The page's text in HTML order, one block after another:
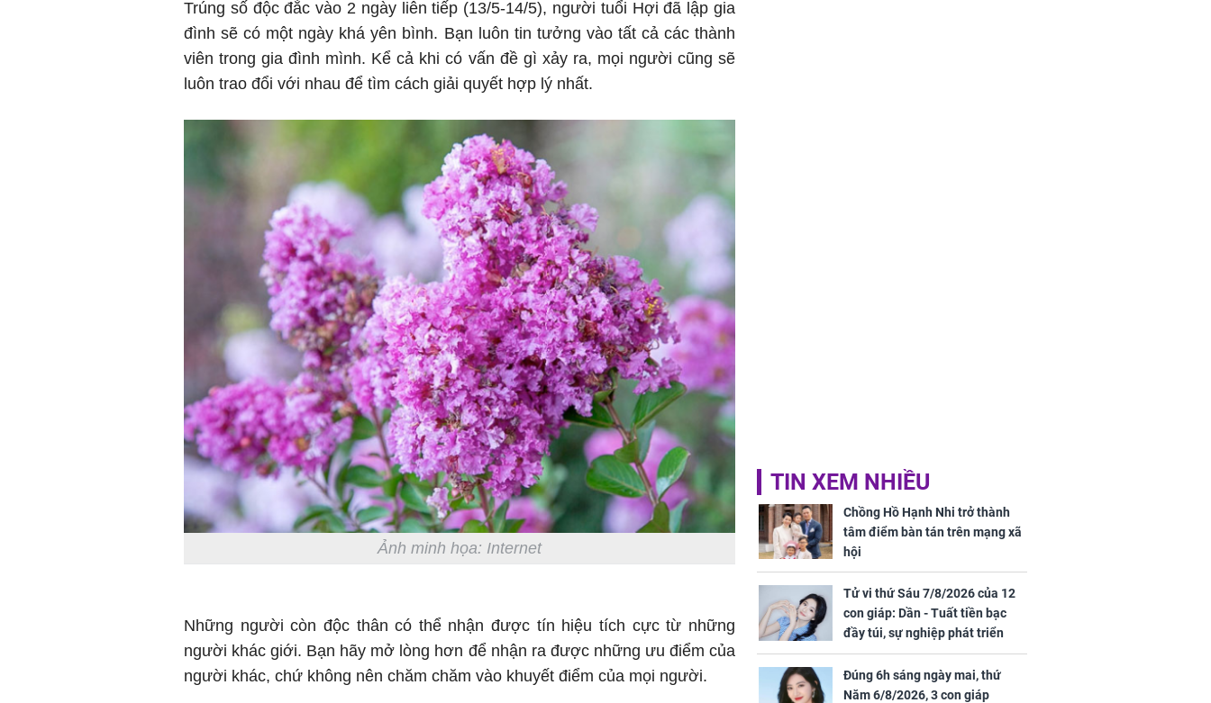
Trúng số độc đắc vào 2 ngày liên tiếp (13/5-14/5), người tuổi Hợi đã lập gia
đình sẽ có một ngày khá yên bình. Bạn luôn tin tưởng vào tất cả các thành
viên trong gia đình mình. Kể cả khi có vấn đề gì xảy ra, mọi người cũng sẽ
luôn trao đổi với nhau để tìm cách giải quyết hợp lý nhất.
Ảnh minh họa: Internet
Những người còn độc thân có thể nhận được tín hiệu tích cực từ những
người khác giới. Bạn hãy mở lòng hơn để nhận ra được những ưu điểm của
người khác, chứ không nên chăm chăm vào khuyết điểm của mọi người.
TIN XEM NHIỀU
Chồng Hồ Hạnh Nhi trở thành
tâm điểm bàn tán trên mạng xã
hội
Tử vi thứ Sáu 7/8/2026 của 12
con giáp: Dần - Tuất tiền bạc
đầy túi, sự nghiệp phát triển
hưng thịnh, Mão - Thân tài lộc
ảm đạm, mọi sự khó thành công
mỹ mãn
Đúng 6h sáng ngày mai, thứ
Năm 6/8/2026, 3 con giáp